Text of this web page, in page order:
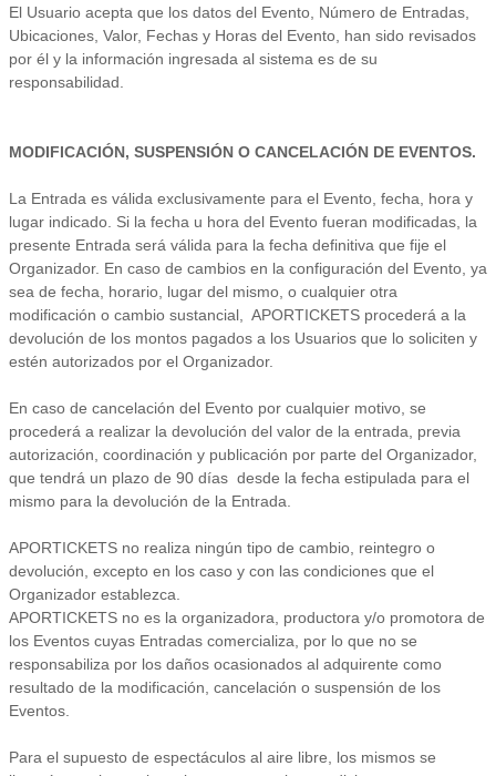
El Usuario acepta que los datos del Evento, Número de Entradas,
Ubicaciones, Valor, Fechas y Horas del Evento, han sido revisados
por él y la información ingresada al sistema es de su
responsabilidad.
MODIFICACIÓN, SUSPENSIÓN O CANCELACIÓN DE EVENTOS.
La Entrada es válida exclusivamente para el Evento, fecha, hora y
lugar indicado. Si la fecha u hora del Evento fueran modificadas, la
presente Entrada será válida para la fecha definitiva que fije el
Organizador. En caso de cambios en la configuración del Evento, ya
sea de fecha, horario, lugar del mismo, o cualquier otra
modificación o cambio sustancial, APORTICKETS procederá a la
devolución de los montos pagados a los Usuarios que lo soliciten y
estén autorizados por el Organizador.
En caso de cancelación del Evento por cualquier motivo, se
procederá a realizar la devolución del valor de la entrada, previa
autorización, coordinación y publicación por parte del Organizador,
que tendrá un plazo de 90 días desde la fecha estipulada para el
mismo para la devolución de la Entrada.
APORTICKETS no realiza ningún tipo de cambio, reintegro o
devolución, excepto en los caso y con las condiciones que el
Organizador establezca.
APORTICKETS no es la organizadora, productora y/o promotora de
los Eventos cuyas Entradas comercializa, por lo que no se
responsabiliza por los daños ocasionados al adquirente como
resultado de la modificación, cancelación o suspensión de los
Eventos.
Para el supuesto de espectáculos al aire libre, los mismos se